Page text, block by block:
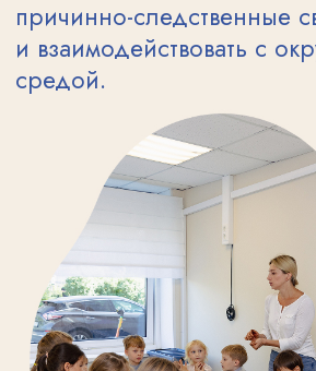
Занятия «Мама и малыш» — это
не только развитие ребёнка,
но и поддержка осознанного
родительства. Совместное участие
мамы не только усиливает чувство
безопасности и защищенности
у ребенка, но и способствует
формированию прочной
эмоциональной привязанности —
ключевого фактора для здорового
психологического развития. Каждое
занятие помогает родителям глубже
понять особенности поведения
малыша, научиться правильно
реагировать на его сигналы и строить
доверительные отношения.